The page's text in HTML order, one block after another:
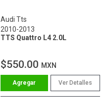
Audi Tts
2010-2013
TTS Quattro L4 2.0L
$550.00 MXN
Ver Detalles